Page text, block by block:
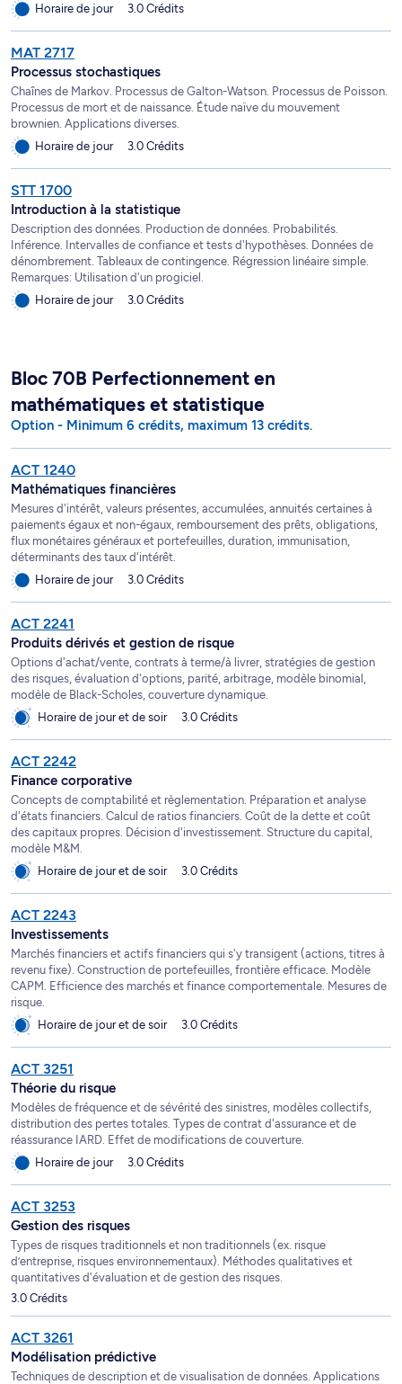
Horaire de jour 3.0 Crédits
MAT 2717
Processus stochastiques
Chaînes de Markov. Processus de Galton-Watson. Processus de Poisson.
Processus de mort et de naissance. Étude naïve du mouvement
brownien. Applications diverses.
Horaire de jour
3.0 Crédits
STT 1700
Introduction à la statistique
Description des données. Production de données. Probabilités.
Inférence. Intervalles de confiance et tests d'hypothèses. Données de
dénombrement. Tableaux de contingence. Régression linéaire simple.
Remarques: Utilisation d'un progiciel.
Horaire de jour
3.0 Crédits
Bloc 70B Perfectionnement en
mathématiques et statistique
Option - Minimum 6 crédits, maximum 13 crédits.
ACT 1240
Mathématiques financières
Mesures d'intérêt, valeurs présentes, accumulées, annuités certaines à
paiements égaux et non-égaux, remboursement des prêts, obligations,
flux monétaires généraux et portefeuilles, duration, immunisation,
déterminants des taux d'intérêt.
Horaire de jour
3.0 Crédits
ACT 2241
Produits dérivés et gestion de risque
Options d'achat/vente, contrats à terme/à livrer, stratégies de gestion
des risques, évaluation d'options, parité, arbitrage, modèle binomial,
modèle de Black-Scholes, couverture dynamique.
Horaire de jour et de soir
3.0 Crédits
ACT 2242
Finance corporative
Concepts de comptabilité et règlementation. Préparation et analyse
d'états financiers. Calcul de ratios financiers. Coût de la dette et coût
des capitaux propres. Décision d'investissement. Structure du capital,
modèle M&M.
Horaire de jour et de soir
3.0 Crédits
ACT 2243
Investissements
Marchés financiers et actifs financiers qui s'y transigent (actions, titres à
revenu fixe). Construction de portefeuilles, frontière efficace. Modèle
CAPM. Efficience des marchés et finance comportementale. Mesures de
risque.
Horaire de jour et de soir
3.0 Crédits
ACT 3251
Théorie du risque
Modèles de fréquence et de sévérité des sinistres, modèles collectifs,
distribution des pertes totales. Types de contrat d'assurance et de
réassurance IARD. Effet de modifications de couverture.
Horaire de jour
3.0 Crédits
ACT 3253
Gestion des risques
Types de risques traditionnels et non traditionnels (ex. risque
d’entreprise, risques environnementaux). Méthodes qualitatives et
quantitatives d'évaluation et de gestion des risques.
3.0 Crédits
ACT 3261
Modélisation prédictive
Techniques de description et de visualisation de données. Applications